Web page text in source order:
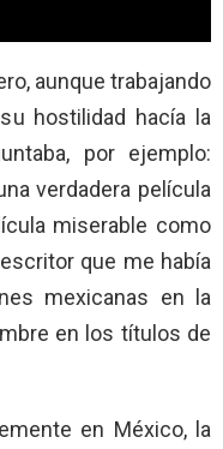
aunque trabajando
hostilidad hacía la
por ejemplo:
verdadera película
miserable como
que me había
mexicanas en la
en los títulos de
en México, la